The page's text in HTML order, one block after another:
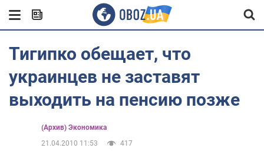
Тигипко обещает, что
украинцев не заставят
выходить на пенсию позже
(Архив) Экономика
21.04.2010 11:53
417